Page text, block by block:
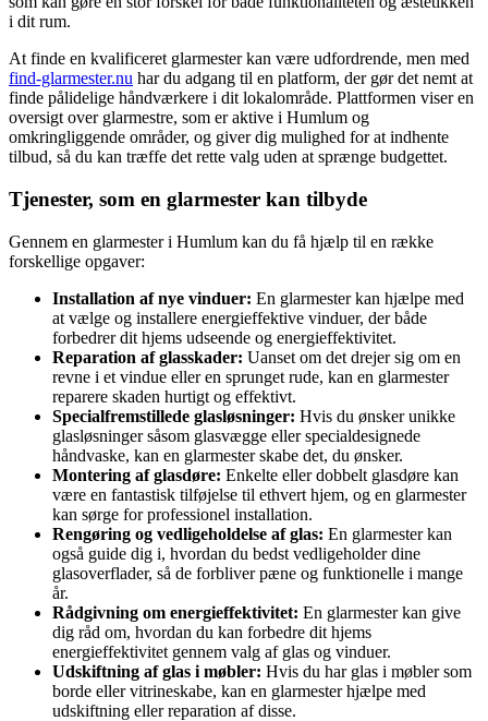
i dit rum.
At finde en kvalificeret glarmester kan være udfordrende, men med
find-glarmester.nu har du adgang til en platform, der gør det nemt at
finde pålidelige håndværkere i dit lokalområde. Plattformen viser en
oversigt over glarmestre, som er aktive i Humlum og
omkringliggende områder, og giver dig mulighed for at indhente
tilbud, så du kan træffe det rette valg uden at sprænge budgettet.
Tjenester, som en glarmester kan tilbyde
Gennem en glarmester i Humlum kan du få hjælp til en række
forskellige opgaver:
Installation af nye vinduer: En glarmester kan hjælpe med
at vælge og installere energieffektive vinduer, der både
forbedrer dit hjems udseende og energieffektivitet.
Reparation af glasskader: Uanset om det drejer sig om en
revne i et vindue eller en sprunget rude, kan en glarmester
reparere skaden hurtigt og effektivt.
Specialfremstillede glasløsninger: Hvis du ønsker unikke
glasløsninger såsom glasvægge eller specialdesignede
håndvaske, kan en glarmester skabe det, du ønsker.
Montering af glasdøre: Enkelte eller dobbelt glasdøre kan
være en fantastisk tilføjelse til ethvert hjem, og en glarmester
kan sørge for professionel installation.
Rengøring og vedligeholdelse af glas: En glarmester kan
også guide dig i, hvordan du bedst vedligeholder dine
glasoverflader, så de forbliver pæne og funktionelle i mange
år.
Rådgivning om energieffektivitet: En glarmester kan give
dig råd om, hvordan du kan forbedre dit hjems
energieffektivitet gennem valg af glas og vinduer.
Udskiftning af glas i møbler: Hvis du har glas i møbler som
borde eller vitrineskabe, kan en glarmester hjælpe med
udskiftning eller reparation af disse.